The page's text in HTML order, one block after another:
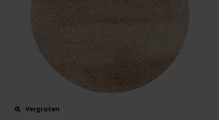
Vergroten